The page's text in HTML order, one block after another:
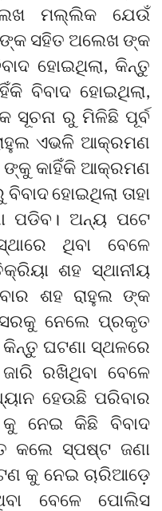
ମଲ୍ଲିକ ଯେଉଁ
ସହିତ ଅଲେଖ ଙ୍କ
ହୋଇଥିଲା, କିନ୍ତୁ
ବିବାଦ ହୋଇଥିଲା,
ସୂଚନା ରୁ ମିଳିଛି ପୂର୍ବ
ଏଭଳି ଆକ୍ରମଣ
ଙ୍କୁ କାହିଁକି ଆକ୍ରମଣ
ହୋଇଥିଲା ତାହା
ପଡିବ। ଅନ୍ୟ ପଟେ
ଥିବା ବେଳେ
ଶହ ସ୍ଥାନୀୟ
ଶହ ରାହୁଲ ଙ୍କ
ନେଲେ ପ୍ରକୃତ
ଘଟଣା ସ୍ଥଳରେ
ରଖିଥିବା ବେଳେ
ହେଉଛି ପରିବାର
ନେଇ କିଛି ବିବାଦ
କଲେ ସ୍ପଷ୍ଟ ଜଣା
କୁ ନେଇ ଚାରିଆଡ଼େ
ବେଳେ ପୋଲିସ